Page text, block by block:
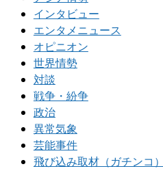
インタビュー
エンタメニュース
オピニオン
世界情勢
対談
戦争・紛争
政治
異常気象
芸能事件
飛び込み取材（ガチンコ）